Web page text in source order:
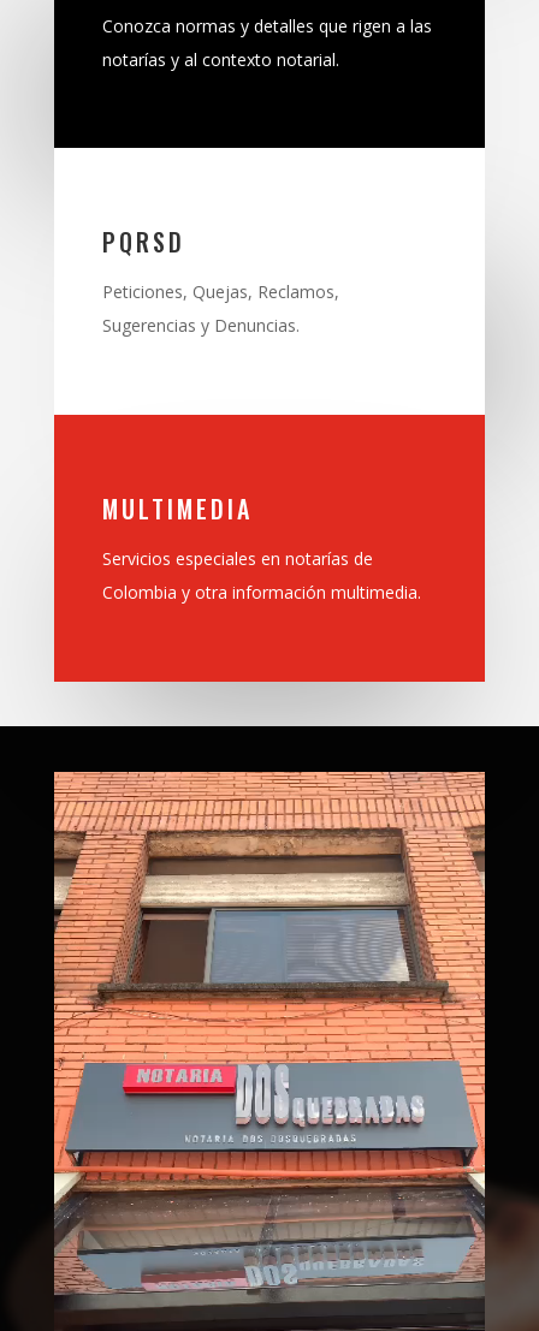
Conozca normas y detalles que rigen a las
notarías y al contexto notarial.
PQRSD
Peticiones, Quejas, Reclamos,
Sugerencias y Denuncias.
MULTIMEDIA
Servicios especiales en notarías de
Colombia y otra información multimedia.